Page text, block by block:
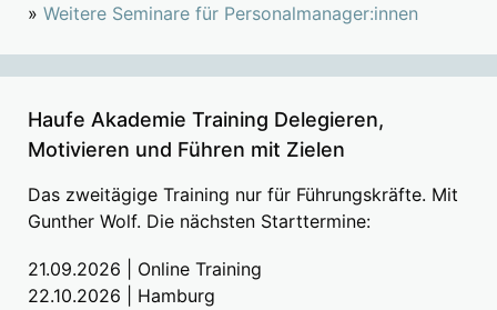
» Weitere Seminare für Personalmanager:innen
Haufe Akademie Training Delegieren,
Motivieren und Führen mit Zielen
Das zweitägige Training nur für Führungskräfte. Mit
Gunther Wolf. Die nächsten Starttermine:
21.09.2026 | Online Training
22.10.2026 | Hamburg